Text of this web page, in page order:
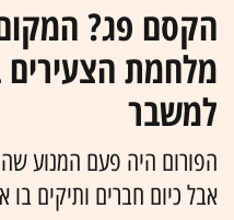
הקסם פג?
מלחמת הצעירים
למשבר
הפורום היה פעם המנוע